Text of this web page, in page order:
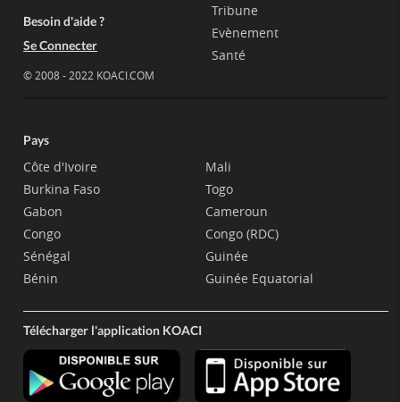
Besoin d'aide ?
Se Connecter
© 2008 - 2022 KOACI.COM
Tribune
Evènement
Santé
Pays
Côte d'Ivoire
Burkina Faso
Gabon
Congo
Sénégal
Bénin
Mali
Togo
Cameroun
Congo (RDC)
Guinée
Guinée Equatorial
Télécharger l'application KOACI